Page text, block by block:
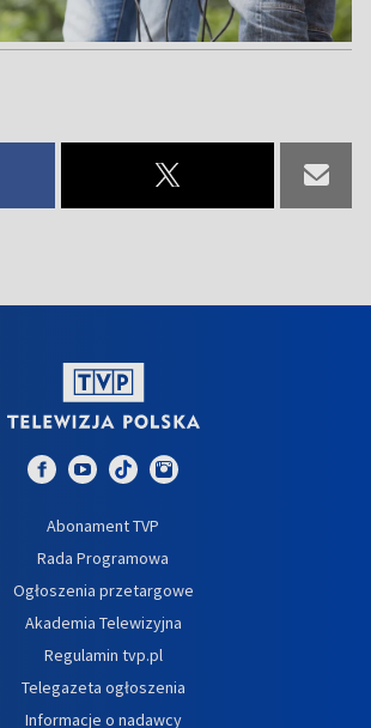
Abonament TVP
Rada Programowa
Ogłoszenia przetargowe
Akademia Telewizyjna
Regulamin tvp.pl
Telegazeta ogłoszenia
Informacje o nadawcy